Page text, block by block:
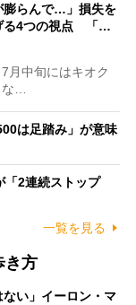
膨らんで…」損失を
る4つの視点 「…
月中旬にはキオク
な…
は足踏み」が意味
「2連続ストップ
一覧を見る
き方
ない」イーロン・マ